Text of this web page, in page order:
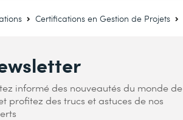
Certifications en Gestion de Projets
informé des nouveautés du monde de
et profitez des trucs et astuces de nos